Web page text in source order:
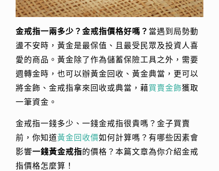
金戒指一兩多少？金戒指價格好嗎？ 當遇到局勢動
盪不安時，黃金是最保值、且最受民眾及投資人喜
愛的商品。黃金除了作為儲蓄保險工具之外，需要
週轉金時，也可以辦黃金回收、黃金典當，更可以
將金飾、金戒指拿來回收或典當，藉買賣金飾獲取
一筆資金。
金戒指一錢多少、一錢金戒指很貴嗎？金子買賣
前，你知道 黃金回收價如何計算嗎？有哪些因素會
影響一錢黃金戒指的價格？本篇文章為你介紹金戒
指價格怎麼算！